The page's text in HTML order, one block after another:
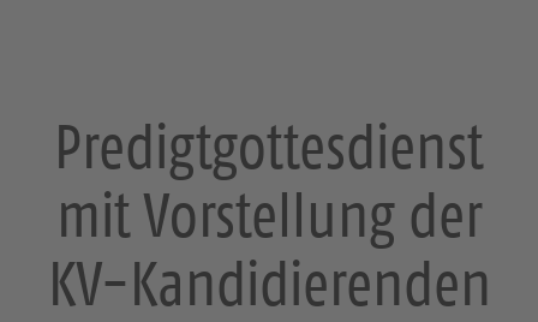
Predigtgottesdienst
mit Vorstellung der
KV-Kandidierenden